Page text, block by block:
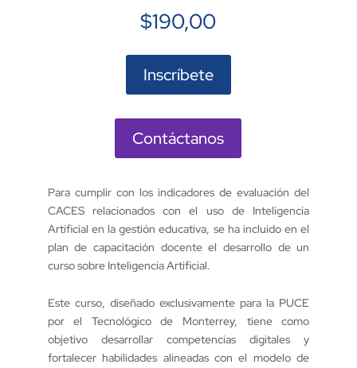
$190,00
Inscríbete
Contáctanos
Para cumplir con los indicadores de evaluación del
CACES relacionados con el uso de Inteligencia
Artificial en la gestión educativa, se ha incluido en el
plan de capacitación docente el desarrollo de un
curso sobre Inteligencia Artificial.
Este curso, diseñado exclusivamente para la PUCE
por el Tecnológico de Monterrey, tiene como
objetivo desarrollar competencias digitales y
fortalecer habilidades alineadas con el modelo de